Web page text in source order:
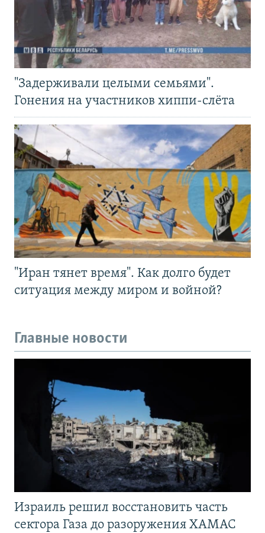
"Задерживали целыми семьями".
Гонения на участников хиппи-слёта
"Иран тянет время". Как долго будет
ситуация между миром и войной?
Главные новости
Израиль решил восстановить часть
сектора Газа до разоружения ХАМАС